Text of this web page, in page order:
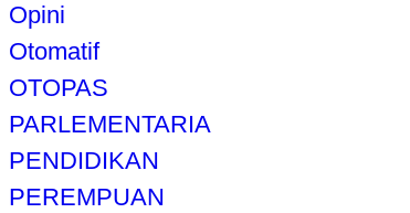
Opini
Otomatif
OTOPAS
PARLEMENTARIA
PENDIDIKAN
PEREMPUAN